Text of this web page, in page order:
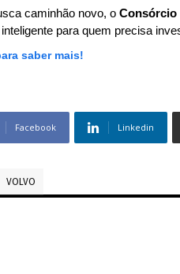
caminhão novo, o Consórcio
para quem precisa
saber mais!
Facebook Linkedin
VOLVO